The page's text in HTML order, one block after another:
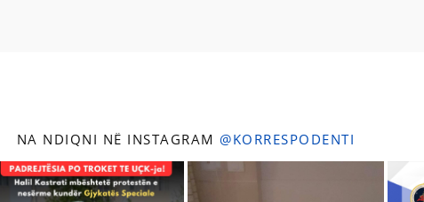
NA NDIQNI NË INSTAGRAM @KORRESPODENTI